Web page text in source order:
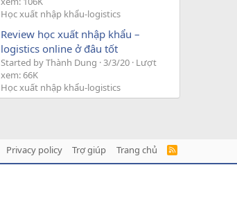
Học xuất nhập khẩu-logistics
Review học xuất nhập khẩu –
logistics online ở đâu tốt
Started by Thành Dung 3/3/20 Lượt
xem: 66K
Học xuất nhập khẩu-logistics
Privacy policy Trợ giúp Trang chủ
R